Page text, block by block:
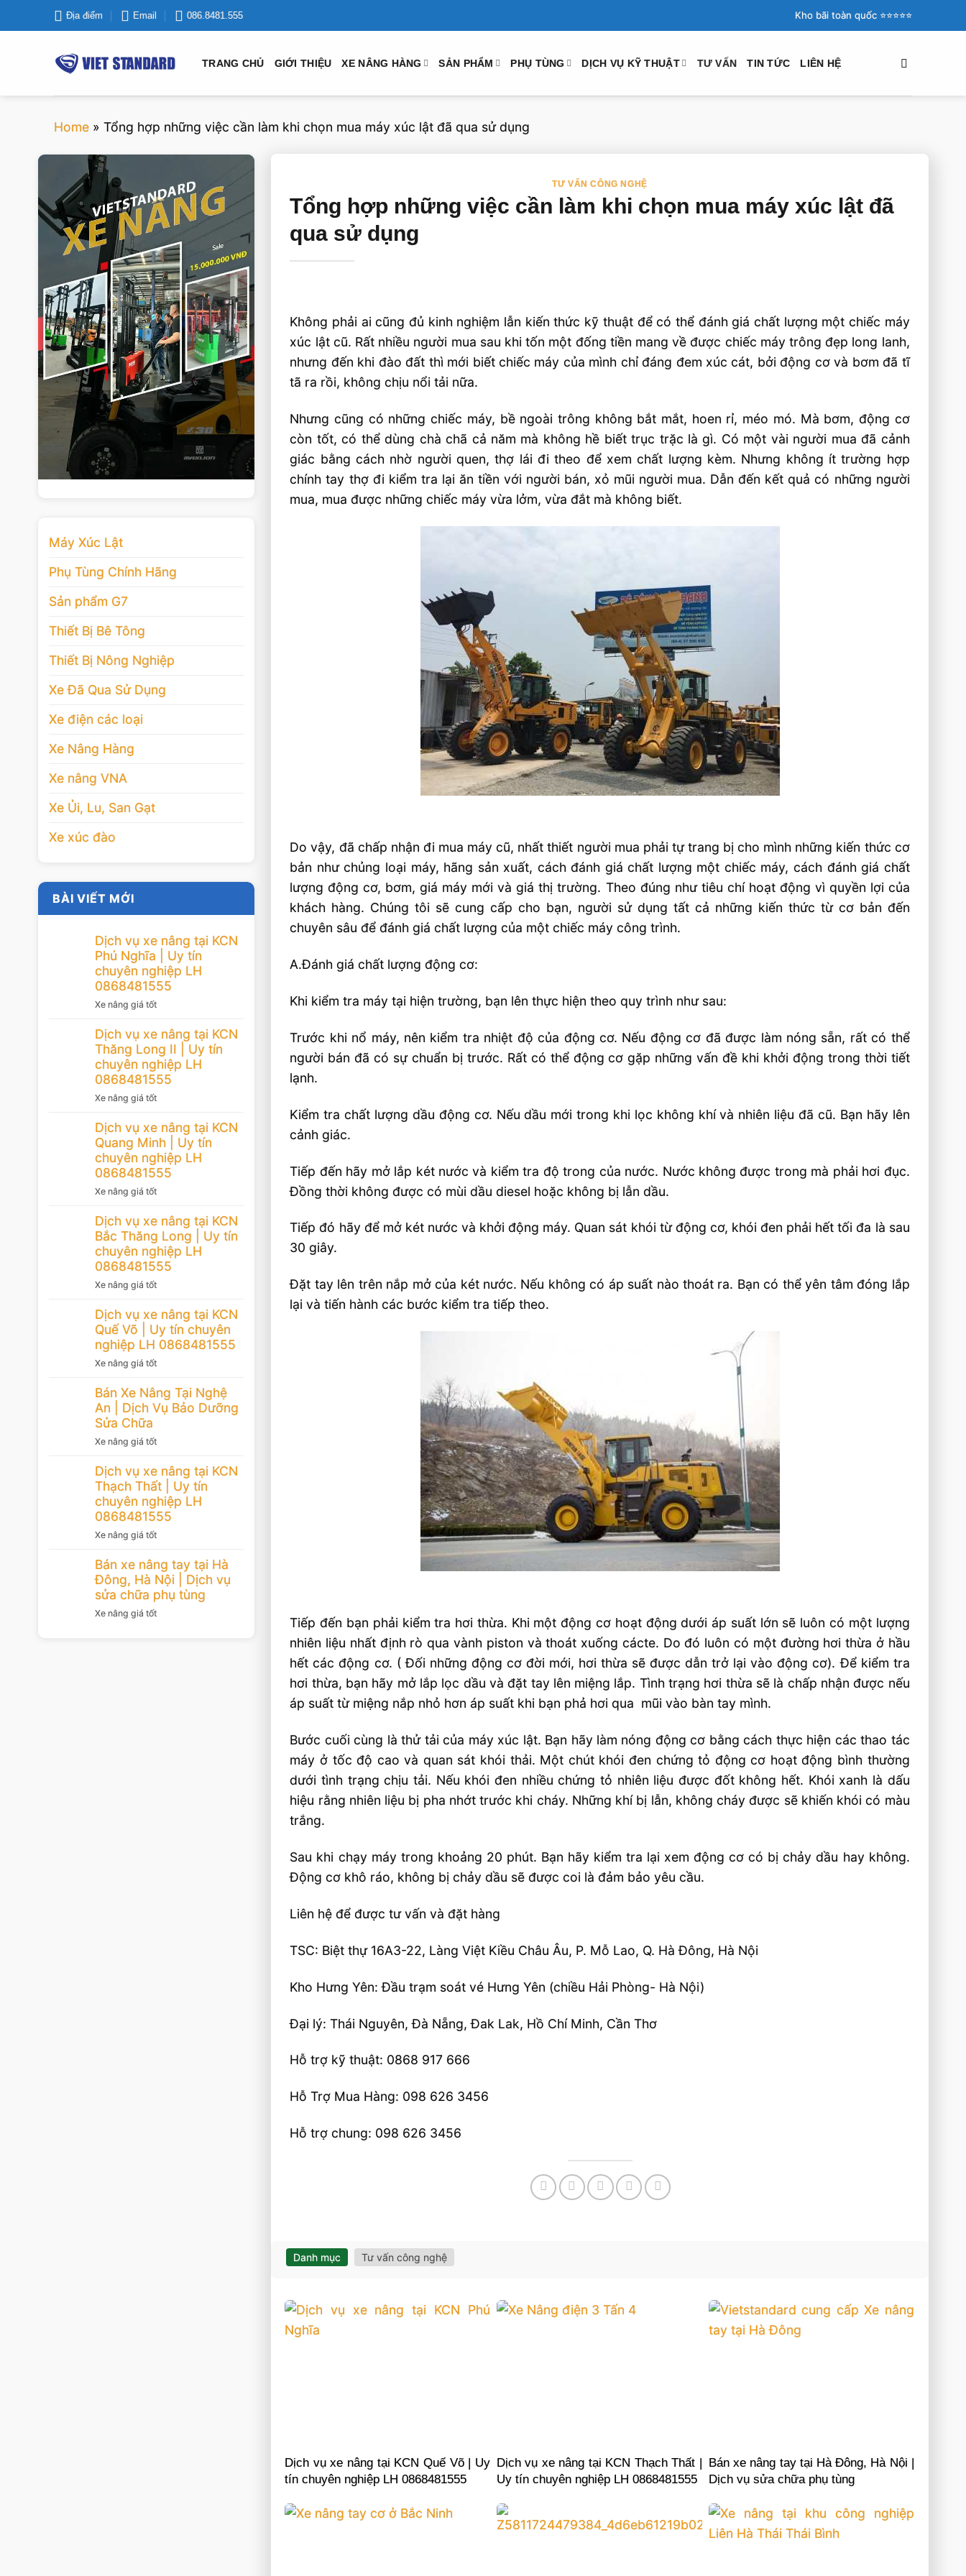
qua
Địa điểm Email 086.8481.555 Kho bãi toàn quốc ⭐️⭐️⭐️⭐️⭐️
TRANG CHỦ GIỚI THIỆU XE NÂNG HÀNG SẢN PHẨM PHỤ TÙNG DỊCH VỤ KỸ THUẬT TƯ VẤN TIN TỨC LIÊN HỆ
Home » Tổng hợp những việc cần làm khi chọn mua máy xúc lật đã qua sử dụng
VIETSTANDARD VIỆT NAM
Xe-nang
Máy Xúc Lật
Phụ Tùng Chính Hãng
Sản phẩm G7
Thiết Bị Bê Tông
Thiết Bị Nông Nghiệp
Xe Đã Qua Sử Dụng
Xe điện các loại
Xe Nâng Hàng
Xe nâng VNA
Xe Ủi, Lu, San Gạt
Xe xúc đào
BÀI VIẾT MỚI
Dịch vụ xe nâng tại KCN
Phú Nghĩa | Uy tín
chuyên nghiệp LH
0868481555
Xe nâng giá tốt
Dịch vụ xe nâng tại KCN
Thăng Long II | Uy tín
chuyên nghiệp LH
0868481555
Xe nâng giá tốt
Dịch vụ xe nâng tại KCN
Quang Minh | Uy tín
chuyên nghiệp LH
0868481555
Xe nâng giá tốt
Dịch vụ xe nâng tại KCN
Bắc Thăng Long | Uy tín
chuyên nghiệp LH
0868481555
Xe nâng giá tốt
Dịch vụ xe nâng tại KCN
Quế Võ | Uy tín chuyên
nghiệp LH 0868481555
Xe nâng giá tốt
Bán Xe Nâng Tại Nghệ
An | Dịch Vụ Bảo Dưỡng
Sửa Chữa
Xe nâng giá tốt
Dịch vụ xe nâng tại KCN
Thạch Thất | Uy tín
chuyên nghiệp LH
0868481555
Xe nâng giá tốt
Bán xe nâng tay tại Hà
Đông, Hà Nội | Dịch vụ
sửa chữa phụ tùng
Xe nâng giá tốt
TƯ VẤN CÔNG NGHỆ
Tổng hợp những việc cần làm khi chọn mua máy xúc lật đã
qua sử dụng
Không phải ai cũng đủ kinh nghiệm lẫn kiến thức kỹ thuật để có thể đánh giá chất lượng một chiếc máy
xúc lật cũ. Rất nhiều người mua sau khi tốn một đống tiền mang về được chiếc máy trông đẹp long lanh,
nhưng đến khi đào đất thì mới biết chiếc máy của mình chỉ đáng đem xúc cát, bởi động cơ và bơm đã tĩ
tã ra rồi, không chịu nổi tải nữa.
Nhưng cũng có những chiếc máy, bề ngoài trông không bắt mắt, hoen rỉ, méo mó. Mà bơm, động cơ
còn tốt, có thể dùng chà chã cả năm mà không hề biết trục trặc là gì. Có một vài người mua đã cảnh
giác bằng cách nhờ người quen, thợ lái đi theo để xem chất lượng kèm. Nhưng không ít trường hợp
chính tay thợ đi kiểm tra lại ăn tiền với người bán, xỏ mũi người mua. Dẫn đến kết quả có những người
mua, mua được những chiếc máy vừa lởm, vừa đắt mà không biết.
Do vậy, đã chấp nhận đi mua máy cũ, nhất thiết người mua phải tự trang bị cho mình những kiến thức cơ
bản như chủng loại máy, hãng sản xuất, cách đánh giá chất lượng một chiếc máy, cách đánh giá chất
lượng động cơ, bơm, giá máy mới và giá thị trường. Theo đúng như tiêu chí hoạt động vì quyền lợi của
khách hàng. Chúng tôi sẽ cung cấp cho bạn, người sử dụng tất cả những kiến thức từ cơ bản đến
chuyên sâu để đánh giá chất lượng của một chiếc máy công trình.
A.Đánh giá chất lượng động cơ:
Khi kiểm tra máy tại hiện trường, bạn lên thực hiện theo quy trình như sau:
Trước khi nổ máy, nên kiểm tra nhiệt độ của động cơ. Nếu động cơ đã được làm nóng sẵn, rất có thể
người bán đã có sự chuẩn bị trước. Rất có thể động cơ gặp những vấn đề khi khởi động trong thời tiết
lạnh.
Kiểm tra chất lượng dầu động cơ. Nếu dầu mới trong khi lọc không khí và nhiên liệu đã cũ. Bạn hãy lên
cảnh giác.
Tiếp đến hãy mở lắp két nước và kiểm tra độ trong của nước. Nước không được trong mà phải hơi đục.
Đồng thời không được có mùi dầu diesel hoặc không bị lẫn dầu.
Tiếp đó hãy để mở két nước và khởi động máy. Quan sát khói từ động cơ, khói đen phải hết tối đa là sau
30 giây.
Đặt tay lên trên nắp mở của két nước. Nếu không có áp suất nào thoát ra. Bạn có thể yên tâm đóng lắp
lại và tiến hành các bước kiểm tra tiếp theo.
Tiếp đến bạn phải kiểm tra hơi thừa. Khi một động cơ hoạt động dưới áp suất lớn sẽ luôn có một lượng
nhiên liệu nhất định rò qua vành piston và thoát xuống cácte. Do đó luôn có một đường hơi thừa ở hầu
hết các động cơ. ( Đối những động cơ đời mới, hơi thừa sẽ được dẫn trở lại vào động cơ). Để kiểm tra
hơi thừa, bạn hãy mở lắp lọc dầu và đặt tay lên miệng lắp. Tình trạng hơi thừa sẽ là chấp nhận được nếu
áp suất từ miệng nắp nhỏ hơn áp suất khi bạn phả hơi qua mũi vào bàn tay mình.
Bước cuối cùng là thử tải của máy xúc lật. Bạn hãy làm nóng động cơ bằng cách thực hiện các thao tác
máy ở tốc độ cao và quan sát khói thải. Một chút khói đen chứng tỏ động cơ hoạt động bình thường
dưới tình trạng chịu tải. Nếu khói đen nhiều chứng tỏ nhiên liệu được đốt không hết. Khói xanh là dấu
hiệu rằng nhiên liệu bị pha nhớt trước khi cháy. Những khí bị lẫn, không cháy được sẽ khiến khói có màu
trắng.
Sau khi chạy máy trong khoảng 20 phút. Bạn hãy kiểm tra lại xem động cơ có bị chảy dầu hay không.
Động cơ khô ráo, không bị chảy dầu sẽ được coi là đảm bảo yêu cầu.
Liên hệ để được tư vấn và đặt hàng
TSC: Biệt thự 16A3-22, Làng Việt Kiều Châu Âu, P. Mỗ Lao, Q. Hà Đông, Hà Nội
Kho Hưng Yên: Đầu trạm soát vé Hưng Yên (chiều Hải Phòng- Hà Nội)
Đại lý: Thái Nguyên, Đà Nẵng, Đak Lak, Hồ Chí Minh, Cần Thơ
Hỗ trợ kỹ thuật: 0868 917 666
Hỗ Trợ Mua Hàng: 098 626 3456
Hỗ trợ chung: 098 626 3456
Danh mục Tư vấn công nghệ
Dịch vụ xe nâng tại KCN Quế Võ | Uy
tín chuyên nghiệp LH 0868481555
Dịch vụ xe nâng tại KCN Thạch Thất |
Uy tín chuyên nghiệp LH 0868481555
Bán xe nâng tay tại Hà Đông, Hà Nội |
Dịch vụ sửa chữa phụ tùng